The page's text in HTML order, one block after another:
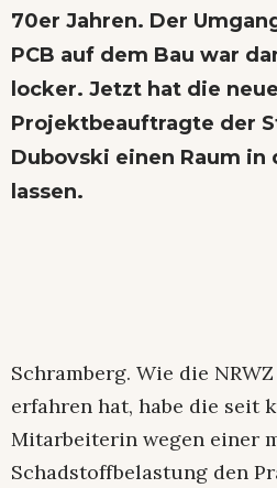
70er Jahren. Der
PCB auf dem Bau war
locker. Jetzt hat die neue
Projektbeauftragte der
Dubovski einen Raum in
lassen.
Schramberg. Wie die
erfahren hat, habe die seit
Mitarbeiterin wegen einer
Schadstoffbelastung den